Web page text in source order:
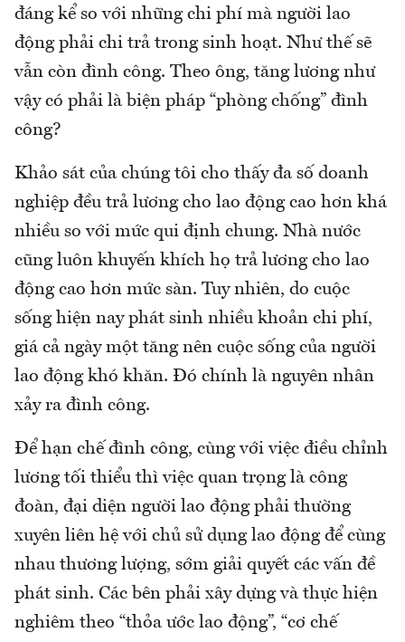
đáng kể so với những chi phí mà người lao
động phải chi trả trong sinh hoạt. Như thế sẽ
vẫn còn đình công. Theo ông, tăng lương như
vậy có phải là biện pháp “phòng chống” đình
công?
Khảo sát của chúng tôi cho thấy đa số doanh
nghiệp đều trả lương cho lao động cao hơn khá
nhiều so với mức qui định chung. Nhà nước
cũng luôn khuyến khích họ trả lương cho lao
động cao hơn mức sàn. Tuy nhiên, do cuộc
sống hiện nay phát sinh nhiều khoản chi phí,
giá cả ngày một tăng nên cuộc sống của người
lao động khó khăn. Đó chính là nguyên nhân
xảy ra đình công.
Để hạn chế đình công, cùng với việc điều chỉnh
lương tối thiểu thì việc quan trọng là công
đoàn, đại diện người lao động phải thường
xuyên liên hệ với chủ sử dụng lao động để cùng
nhau thương lượng, sớm giải quyết các vấn đề
phát sinh. Các bên phải xây dựng và thực hiện
nghiêm theo “thỏa ước lao động”, “cơ chế